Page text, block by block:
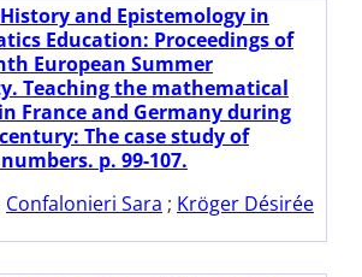
History and Epistemology in
Education: Proceedings of
European Summer
Teaching the mathematical
France and Germany during
The case study of
p. 99-107.
Confalonieri Sara ; Kröger Désirée